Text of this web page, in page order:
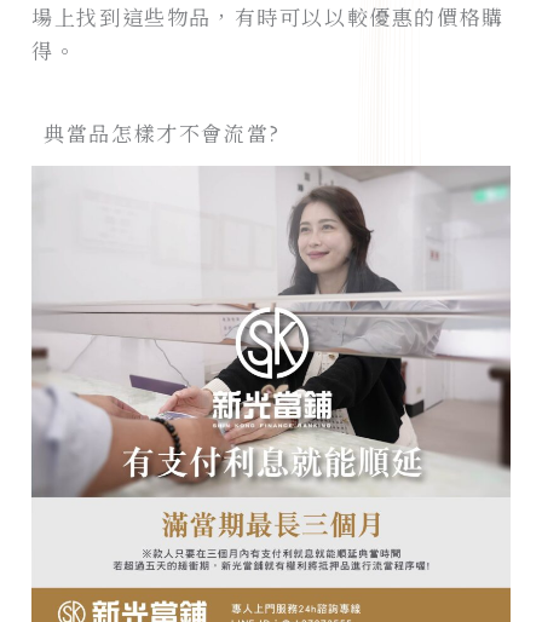
場上找到這些物品，有時可以以較優惠的價格購
得。
典當品怎樣才不會流當?